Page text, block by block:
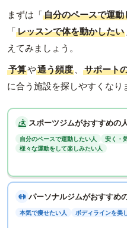
まずは「自分のペースで運動
「レッスンで体を動かしたい
えてみましょう。
予算や通う頻度 、 サポート
に合う施設を探しやすくなり
スポーツジムがおすすめの人
自分のペースで運動したい人
安く・
様々な運動をして楽しみたい人
パーソナルジムがおすすめ
本気で痩せたい人 ボディラインを美